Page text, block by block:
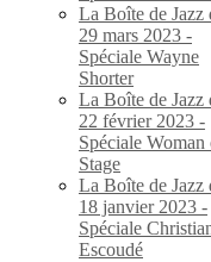
La Boîte de Jazz
29 mars 2023 -
Spéciale Wayne
Shorter
La Boîte de Jazz
22 février 2023 -
Spéciale Woman
Stage
La Boîte de Jazz
18 janvier 2023 -
Spéciale
Escoudé